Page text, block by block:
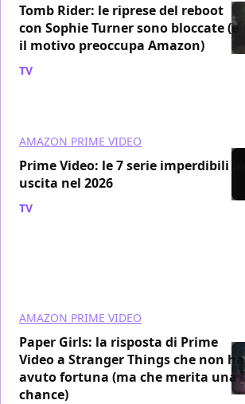
Tomb Rider: le riprese del reboot
con Sophie Turner sono bloccate (e
il motivo preoccupa Amazon)
TV
AMAZON PRIME VIDEO
Prime Video: le 7 serie imperdibili in
uscita nel 2026
TV
AMAZON PRIME VIDEO
Paper Girls: la risposta di Prime
Video a Stranger Things che non ha
avuto fortuna (ma che merita una
chance)